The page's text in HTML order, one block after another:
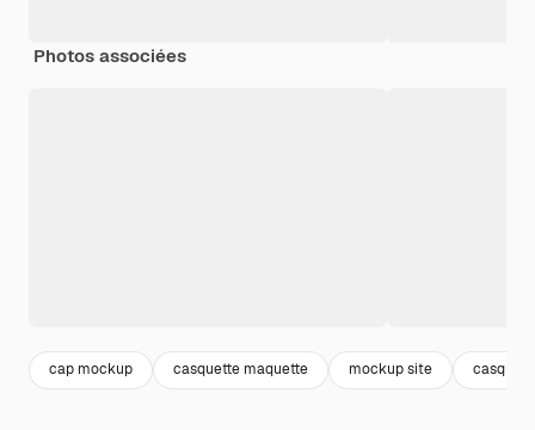
Photos associées
cap mockup casquette maquette mockup site